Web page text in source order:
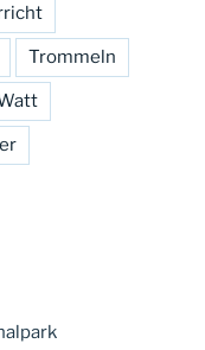
Trommeln